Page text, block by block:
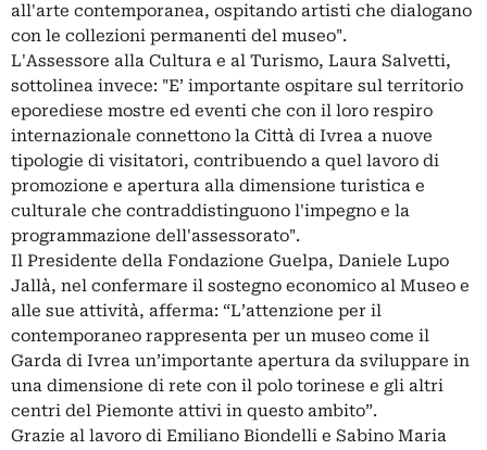
all'arte contemporanea, ospitando artisti che dialogano
con le collezioni permanenti del museo".
L'Assessore alla Cultura e al Turismo, Laura Salvetti,
sottolinea invece: "E’ importante ospitare sul territorio
eporediese mostre ed eventi che con il loro respiro
internazionale connettono la Città di Ivrea a nuove
tipologie di visitatori, contribuendo a quel lavoro di
promozione e apertura alla dimensione turistica e
culturale che contraddistinguono l'impegno e la
programmazione dell'assessorato".
Il Presidente della Fondazione Guelpa, Daniele Lupo
Jallà, nel confermare il sostegno economico al Museo e
alle sue attività, afferma: “L’attenzione per il
contemporaneo rappresenta per un museo come il
Garda di Ivrea un’importante apertura da sviluppare in
una dimensione di rete con il polo torinese e gli altri
centri del Piemonte attivi in questo ambito”.
Grazie al lavoro di Emiliano Biondelli e Sabino Maria